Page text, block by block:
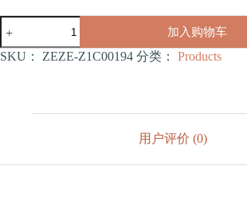
怪
灯
加入购物车
SKU： ZEZE-Z1C00194 分类： Products
用户评价 (0)